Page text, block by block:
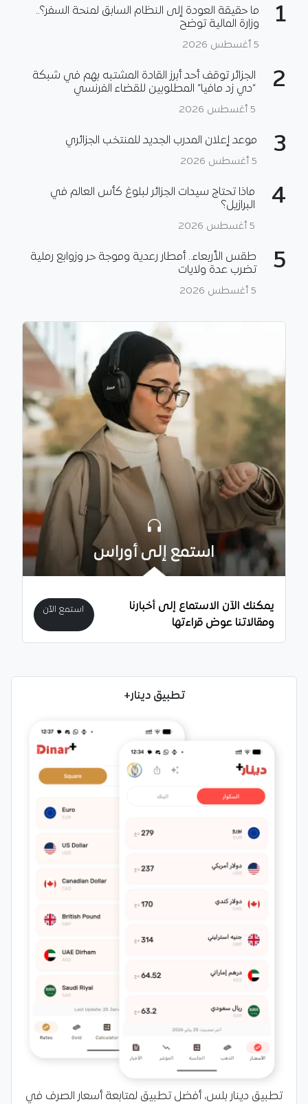
1
ما حقيقة العودة إلى النظام السابق لمنحة السفر؟..
وزارة المالية توضح
5 أغسطس 2026
2
الجزائر توقف أحد أبرز القادة المشتبه بهم في شبكة
“دي زد مافيا” المطلوبين للقضاء الفرنسي
5 أغسطس 2026
3 موعد إعلان المدرب الجديد للمنتخب الجزائري
5 أغسطس 2026
4
ماذا تحتاج سيدات الجزائر لبلوغ كأس العالم في
البرازيل؟
5 أغسطس 2026
5
طقس الأربعاء.. أمطار رعدية وموجة حر وزوابع رملية
تضرب عدة ولايات
5 أغسطس 2026
استمع إلى أوراس
يمكنك الآن الاستماع إلى أخبارنا
ومقالاتنا عوض قراءتها
استمع الآن
تطبيق دينار+
تطبيق دينار بلس، أفضل تطبيق لمتابعة أسعار الصرف في